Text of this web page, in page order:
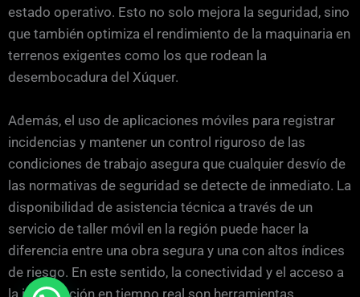
estado operativo. Esto no solo mejora la seguridad, sino
que también optimiza el rendimiento de la maquinaria en
terrenos exigentes como los que rodean la
desembocadura del Xúquer.
Además, el uso de aplicaciones móviles para registrar
incidencias y mantener un control riguroso de las
condiciones de trabajo asegura que cualquier desvío de
las normativas de seguridad se detecte de inmediato. La
disponibilidad de asistencia técnica a través de un
servicio de taller móvil en la región puede hacer la
diferencia entre una obra segura y una con altos índices
de riesgo. En este sentido, la conectividad y el acceso a